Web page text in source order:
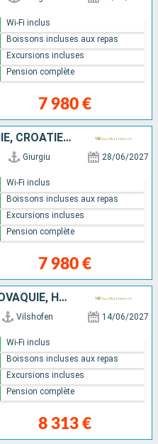
7 980 €
Wi-Fi inclus
Boissons incluses aux repas
Excursions incluses
Pension complète
ROUMANIE, BULGARIE, SERBIE, CROATIE, HONGRIE, SLOVAQUIE, AUTRICHE, ALLEMAGNE
Giurgiu 28/06/2027
7 980 €
Wi-Fi inclus
Boissons incluses aux repas
Excursions incluses
Pension complète
ALLEMAGNE, AUTRICHE, SLOVAQUIE, HONGRIE, CROATIE, SERBIE, BULGARIE, ROUMANIE
Vilshofen 14/06/2027
8 313 €
Wi-Fi inclus
Boissons incluses aux repas
Excursions incluses
Pension complète